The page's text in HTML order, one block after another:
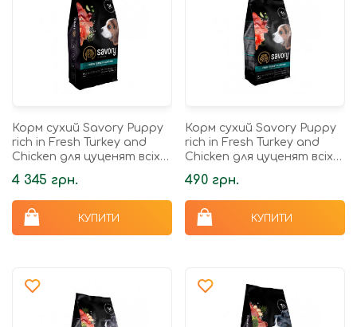
Корм сухий Savory Puppy
rich in Fresh Turkey and
Chicken для цуценят всіх
порід зі свіжою індичкою і
куркою 12 кг
4 345 грн.
КУПИТИ
Корм сухий Savory Puppy
rich in Fresh Turkey and
Chicken для цуценят всіх
порід зі свіжою індичкою і
куркою 1 кг
490 грн.
КУПИТИ